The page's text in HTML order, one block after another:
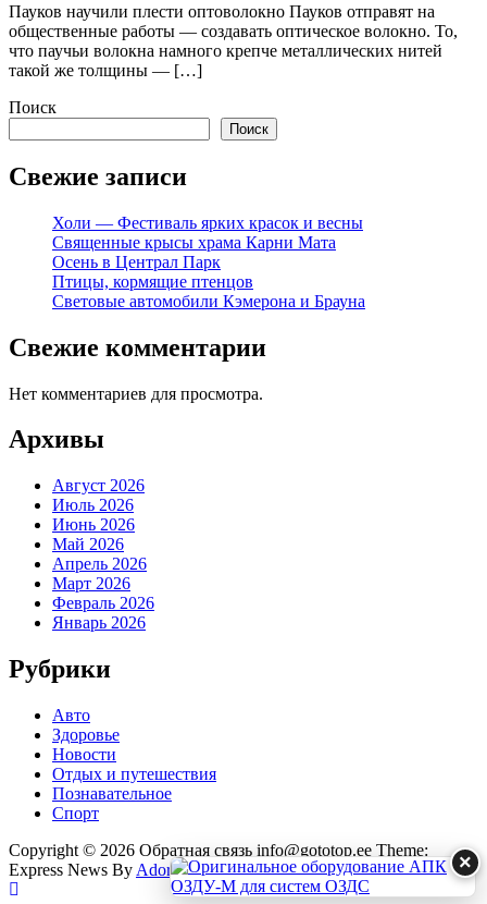
Пауков научили плести оптоволокно Пауков отправят на
общественные работы — создавать оптическое волокно. То,
что паучьи волокна намного крепче металлических нитей
такой же толщины — […]
Поиск
Поиск
Свежие записи
Холи — Фестиваль ярких красок и весны
Священные крысы храма Карни Мата
Осень в Централ Парк
Птицы, кормящие птенцов
Световые автомобили Кэмерона и Брауна
Свежие комментарии
Нет комментариев для просмотра.
Архивы
Август 2026
Июль 2026
Июнь 2026
Май 2026
Апрель 2026
Март 2026
Февраль 2026
Январь 2026
Рубрики
Авто
Здоровье
Новости
Отдых и путешествия
Познавательное
Спорт
Copyright © 2026 Обратная связь info@gototop.ee Theme:
Express News By Adore Themes. ×